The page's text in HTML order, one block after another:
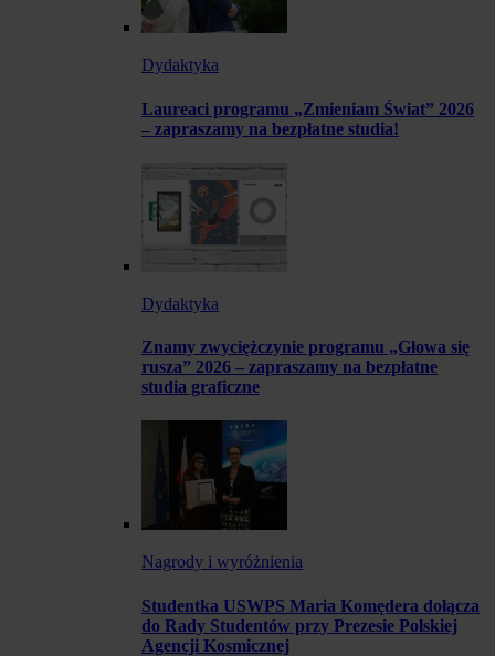
Dydaktyka
Laureaci programu „Zmieniam Świat” 2026
– zapraszamy na bezpłatne studia!
Dydaktyka
Znamy zwyciężczynie programu „Głowa się
rusza” 2026 – zapraszamy na bezpłatne
studia graficzne
Nagrody i wyróżnienia
Studentka USWPS Maria Komędera dołącza
do Rady Studentów przy Prezesie Polskiej
Agencji Kosmicznej